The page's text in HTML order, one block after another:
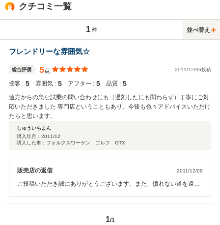
クチコミ一覧
1 件 並べ替え
フレンドリーな雰囲気☆
総合評価 5点 2011/12/06投稿
接客 : 5 雰囲気 : 5 アフター : 5 品質 : 5
遠方からの急な試乗の問い合わせにも（遅刻したにも関わらず）丁寧にご対
応いただきました 専門店ということもあり、今後も色々アドバイスいただけ
たらと思います。
しゅういちまん
購入年月： 2011/12
購入した車：フォルクスワーゲン ゴルフ GTX
販売店の返信 2011/12/09
ご投稿いただき誠にありがとうございます。また、慣れない道を遠方
ただきましたので、苦労してご来店いただいた甲斐があったのではと
当店で見つけていただけて当店としてもうれしく思います。この先も
1/1